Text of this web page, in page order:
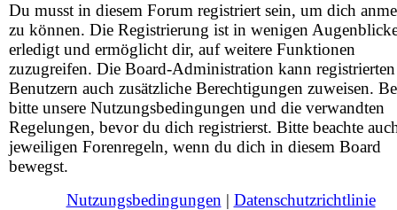
Du musst in diesem Forum registriert sein, um dich
zu können. Die Registrierung ist in wenigen
erledigt und ermöglicht dir, auf weitere Funktionen
zuzugreifen. Die Board-Administration kann registrierten
Benutzern auch zusätzliche Berechtigungen zuweisen.
bitte unsere Nutzungsbedingungen und die verwandten
Regelungen, bevor du dich registrierst. Bitte beachte
jeweiligen Forenregeln, wenn du dich in diesem Board
bewegst.
Nutzungsbedingungen | Datenschutzrichtlinie